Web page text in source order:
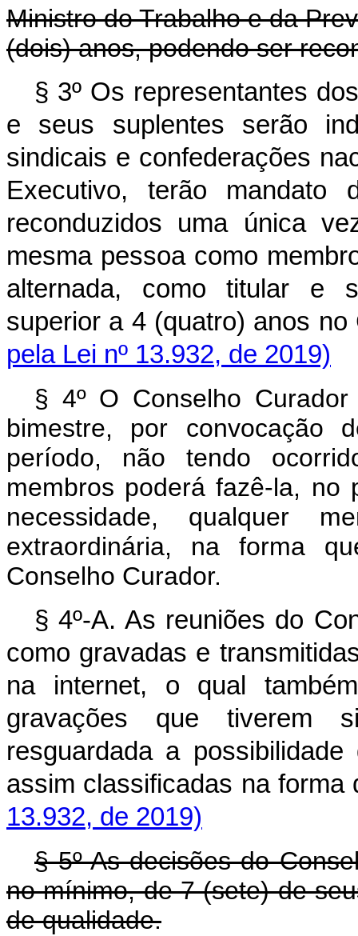
Ministro do Trabalho e da
(dois) anos, podendo ser
§ 3º Os representantes
e seus suplentes serão
sindicais e confederações
Executivo, terão
reconduzidos uma única
mesma pessoa como
alternada, como titular e
superior a 4 (quatro)
pela Lei nº 13.932, de 2019)
§ 4º O Conselho
bimestre, por convocação
período, não tendo
membros poderá fazê-la, no
necessidade, qualquer
extraordinária, na forma
Conselho Curador.
§ 4º-A. As reuniões do
como gravadas e
na internet, o qual
gravações que tiverem
resguardada a
assim classificadas na
13.932, de 2019)
§ 5º As decisões do
no mínimo, de 7 (sete) de
de qualidade.